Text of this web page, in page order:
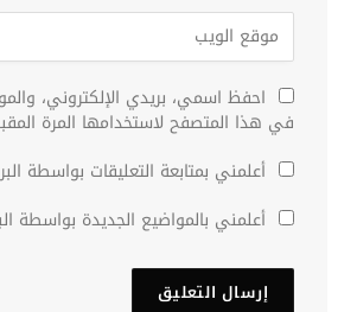
احفظ اسمي، بريدي الإلكتروني،
في هذا المتصفح لاستخدامها المرة
أعلمني بمتابعة التعليقات بواسطة
أعلمني بالمواضيع الجديدة بواسطة